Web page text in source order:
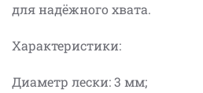
для надёжного хвата.
Характеристики:
Диаметр лески: 3 мм;